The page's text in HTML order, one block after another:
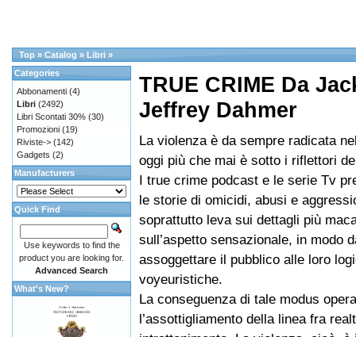
Top » Catalog » Libri »
TRUE CRIME Da
Jeffrey Dahmer
La violenza è da sempre radicata
oggi più che mai è sotto i riflettori
I true crime podcast e le serie Tv
le storie di omicidi, abusi e
soprattutto leva sui dettagli più
sull’aspetto sensazionale, in modo
assoggettare il pubblico alle loro
voyeuristiche.
La conseguenza di tale modus
l’assottigliamento della linea fra
Categories
Abbonamenti (4)
Libri (2492)
Libri Scontati 30% (30)
Promozioni (19)
Riviste-> (142)
Gadgets (2)
Manufacturers
Quick Find
Use keywords to find the
product you are looking for.
Advanced Search
What's New?